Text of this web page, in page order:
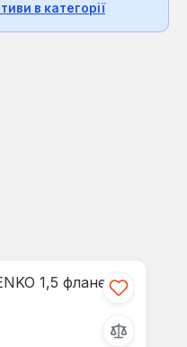
в категорії